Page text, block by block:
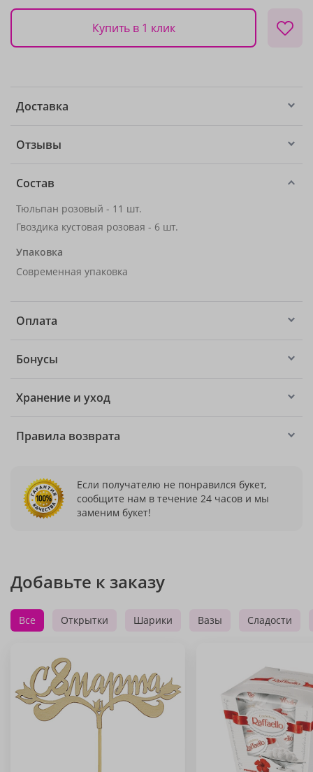
Купить в 1 клик
Доставка
Отзывы
Состав
Тюльпан розовый - 11 шт.
Гвоздика кустовая розовая - 6 шт.
Упаковка
Современная упаковка
Оплата
Бонусы
Хранение и уход
Правила возврата
Если получателю не понравился букет,
сообщите нам в течение 24 часов и мы
заменим букет!
Добавьте к заказу
Все Открытки Шарики Вазы Сладости